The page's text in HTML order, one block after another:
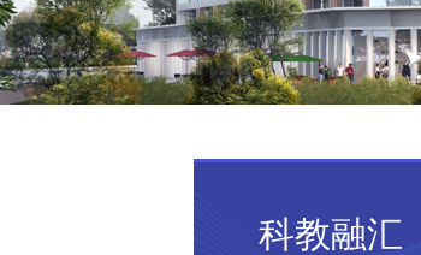
科教融汇